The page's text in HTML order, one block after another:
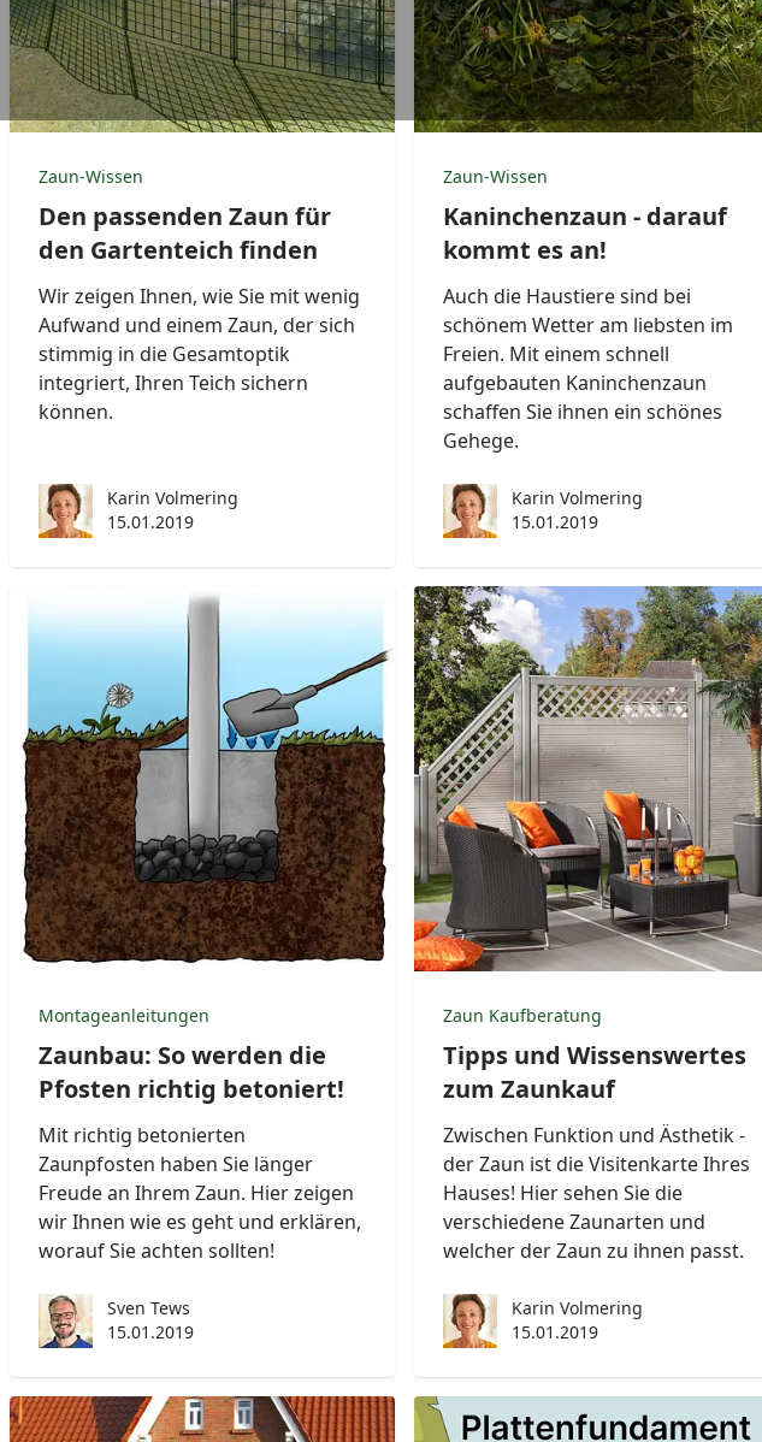
Zaun-Wissen
Den passenden Zaun für
den Gartenteich finden
Wir zeigen Ihnen, wie Sie mit wenig
Aufwand und einem Zaun, der sich
stimmig in die Gesamtoptik
integriert, Ihren Teich sichern
können.
Karin Volmering
15.01.2019
Zaun-Wissen
Kaninchenzaun - darauf
kommt es an!
Auch die Haustiere sind bei
schönem Wetter am liebsten im
Freien. Mit einem schnell
aufgebauten Kaninchenzaun
schaffen Sie ihnen ein schönes
Gehege.
Karin Volmering
15.01.2019
Montageanleitungen
Zaunbau: So werden die
Pfosten richtig betoniert!
Mit richtig betonierten
Zaunpfosten haben Sie länger
Freude an Ihrem Zaun. Hier zeigen
wir Ihnen wie es geht und erklären,
worauf Sie achten sollten!
Sven Tews
15.01.2019
Zaun Kaufberatung
Tipps und Wissenswertes
zum Zaunkauf
Zwischen Funktion und Ästhetik -
der Zaun ist die Visitenkarte Ihres
Hauses! Hier sehen Sie die
verschiedene Zaunarten und
welcher der Zaun zu ihnen passt.
Karin Volmering
15.01.2019